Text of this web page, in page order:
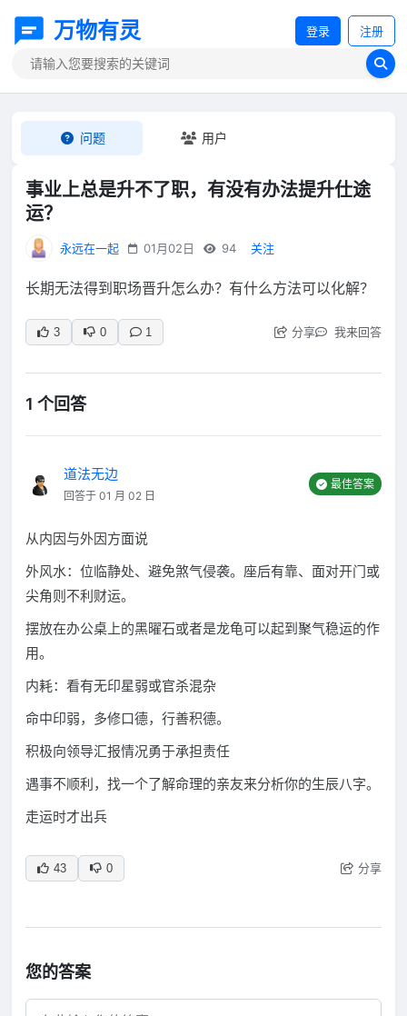
万物有灵 登录 注册
问题 用户
事业上总是升不了职，有没有办法提升仕途
运？
永远在一起 01月02日 94 关注
长期无法得到职场晋升怎么办？有什么方法可以化解？
3 0 1 分享 我来回答
1 个回答
道法无边
回答于 01 月 02 日
最佳答案
从内因与外因方面说
外风水：位临静处、避免煞气侵袭。座后有靠、面对开门或
尖角则不利财运。
摆放在办公桌上的黑曜石或者是龙龟可以起到聚气稳运的作
用。
内耗：看有无印星弱或官杀混杂
命中印弱，多修口德，行善积德。
积极向领导汇报情况勇于承担责任
遇事不顺利，找一个了解命理的亲友来分析你的生辰八字。
走运时才出兵
43 0 分享
您的答案